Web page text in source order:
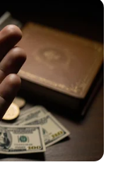
es el
del país.
de
día en los
en
y el
link y